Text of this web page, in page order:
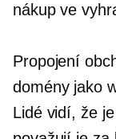
nákup ve
Propojení
domény jako
Lidé vidí, že